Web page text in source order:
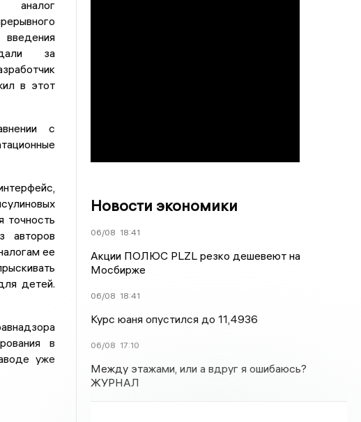
аналог
за
в этот
с
точность
авторов
ее
детей.
в
уже
Новости экономики
06/08 18:41
Акции ПОЛЮС PLZL резко дешевеют на
Мосбирже
06/08 18:41
Курс юаня опустился до 11,4936
06/08 17:10
Между этажами, или а вдруг я ошибаюсь?
ЖУРНАЛ